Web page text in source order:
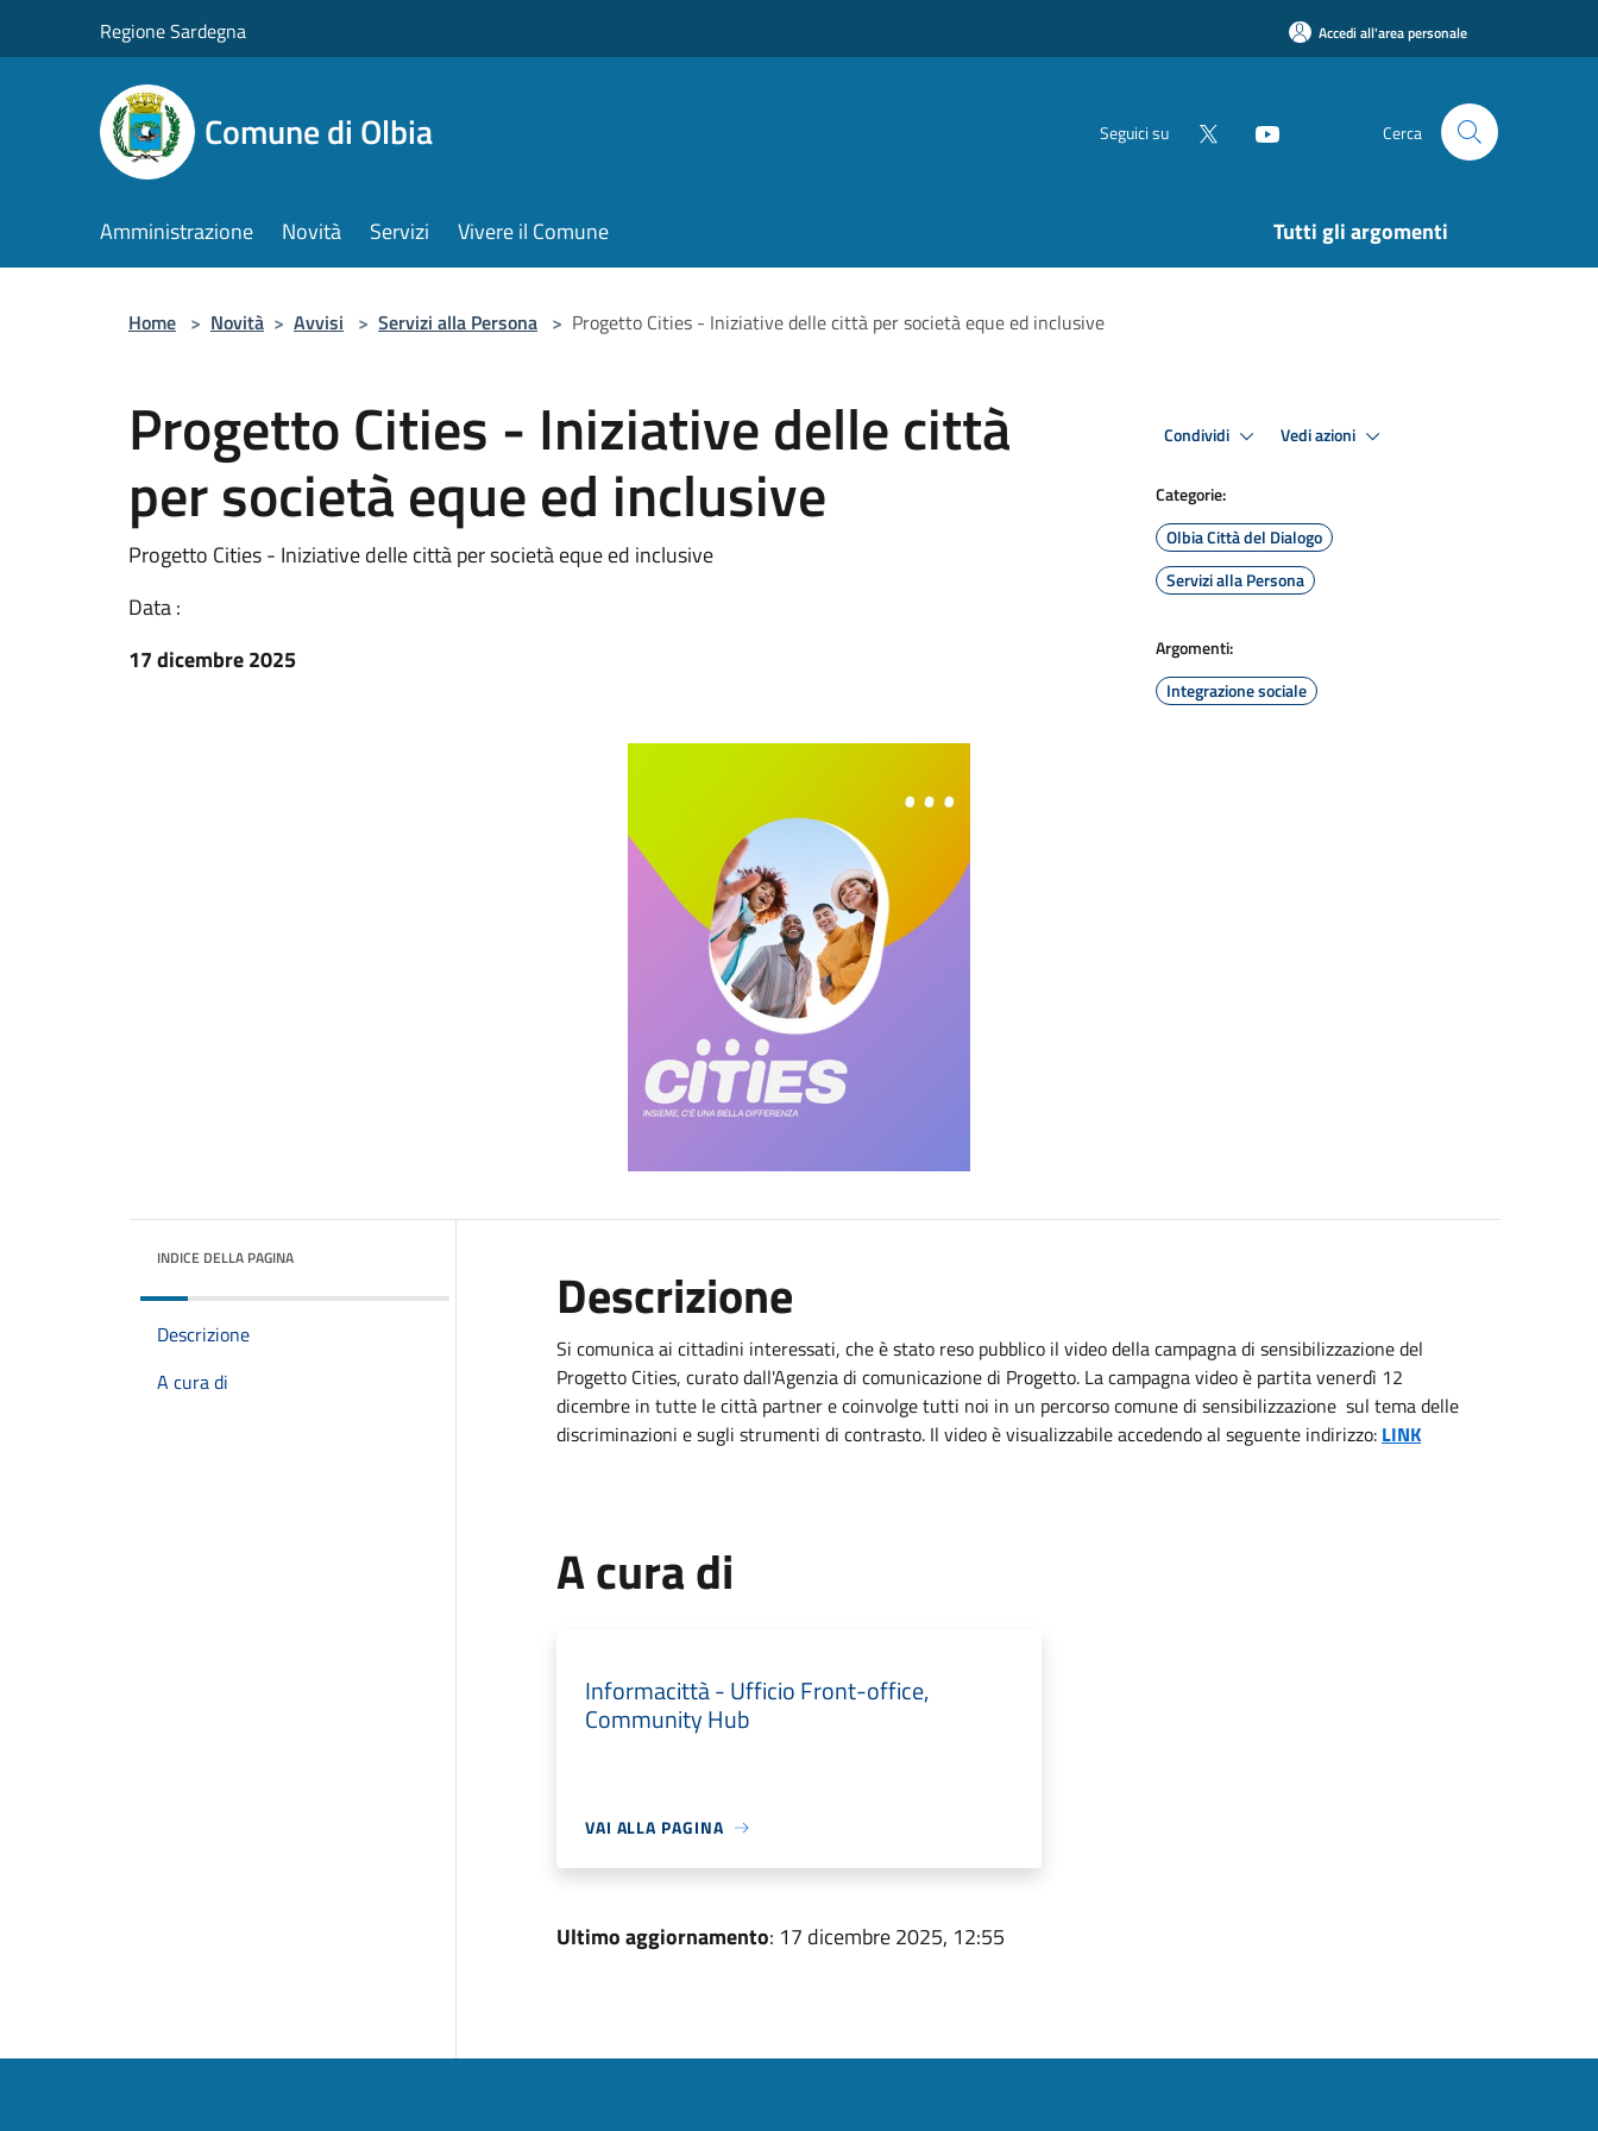
Regione Sardegna Accedi all'area personale
Comune di Olbia Seguici su Cerca
Amministrazione Novità Servizi Vivere il Comune Tutti gli argomenti
Home > Novità > Avvisi > Servizi alla Persona > Progetto Cities - Iniziative delle città per società eque ed inclusive
Progetto Cities - Iniziative delle città
per società eque ed inclusive
Progetto Cities - Iniziative delle città per società eque ed inclusive
Data :
17 dicembre 2025
Condividi Vedi azioni
Categorie:
Olbia Città del Dialogo
Servizi alla Persona
Argomenti:
Integrazione sociale
INDICE DELLA PAGINA
Descrizione
A cura di
Descrizione
Si comunica ai cittadini interessati, che è stato reso pubblico il video della campagna di sensibilizzazione del
Progetto Cities, curato dall'Agenzia di comunicazione di Progetto. La campagna video è partita venerdì 12
dicembre in tutte le città partner e coinvolge tutti noi in un percorso comune di sensibilizzazione sul tema delle
discriminazioni e sugli strumenti di contrasto. Il video è visualizzabile accedendo al seguente indirizzo: LINK
A cura di
Informacittà - Ufficio Front-office,
Community Hub
VAI ALLA PAGINA
Ultimo aggiornamento: 17 dicembre 2025, 12:55